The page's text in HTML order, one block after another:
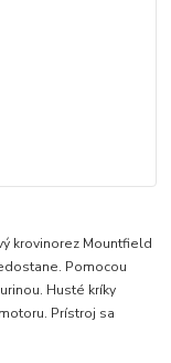
krovinorez Mountfield
Pomocou
Husté kríky
Prístroj sa